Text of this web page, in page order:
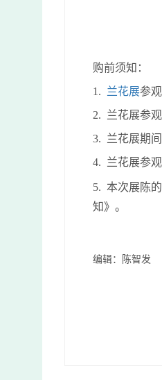
购前须知：
1. 兰花展参
2. 兰花展参
3. 兰花展期
4. 兰花展参
5. 本次展陈
知》。
编辑：陈智发